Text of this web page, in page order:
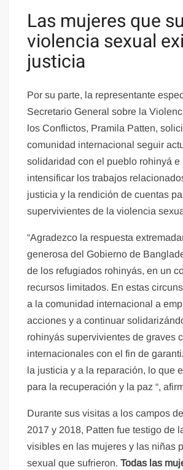
Las mujeres que
violencia sexual
justicia
Por su parte, la representante
Secretario General sobre la
los Conflictos, Pramila Patten,
comunidad internacional seguir
solidaridad con el pueblo rohinyá e
intensificar los trabajos
justicia y la rendición de cuentas
supervivientes de la violencia
“Agradezco la respuesta
generosa del Gobierno de
de los refugiados rohinyás, en un
recursos limitados. En estas
a la comunidad internacional a
acciones y a continuar
rohinyás supervivientes de graves
internacionales con el fin de
la justicia y a la reparación, lo que
para la recuperación y la paz “,
Durante sus visitas a los campos
2017 y 2018, Patten fue testigo de
visibles en las mujeres y las niñas
sexual que sufrieron.Todas las